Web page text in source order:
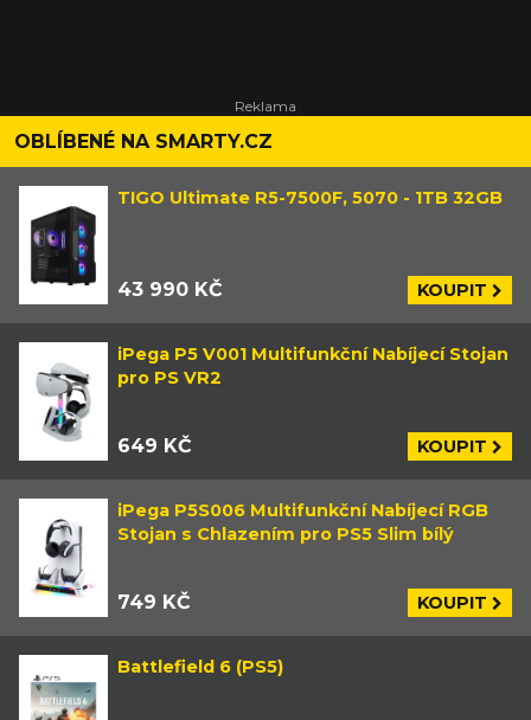
OBLÍBENÉ NA SMARTY.CZ
TIGO Ultimate R5-7500F, 5070 - 1TB 32GB
43 990 KČ KOUPIT
iPega P5 V001 Multifunkční Nabíjecí Stojan
pro PS VR2
649 KČ KOUPIT
iPega P5S006 Multifunkční Nabíjecí RGB
Stojan s Chlazením pro PS5 Slim bílý
749 KČ KOUPIT
Battlefield 6 (PS5)